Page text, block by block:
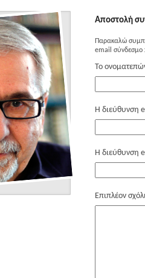
Αποστολή
Παρακαλώ
email σύνδεσμο
Το
Η διεύθυνση
Η διεύθυνση
Επιπλέον